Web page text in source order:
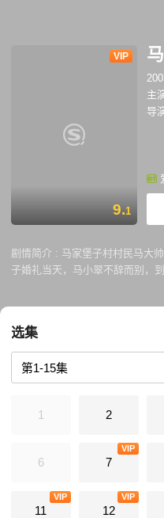
VIP
9.1
主
导
剧情简介 : 马家堡子村村民马大
子婚礼当天，马小翠不辞而别，
保镖的老舅范德彪，范德彪答应
址，身无分文的马大帅只好流浪
遇假钞案被抓。 范德彪得知马大
出，马大帅见到在歌舞厅打工的
替小翠还礼钱。玉芬被前夫打伤
击手的靶子，范德彪被骗，马大
太当护士奇遇遗产，小翠遭绑架
选集
1 2
6 7
VIP
11
VIP
12
VIP